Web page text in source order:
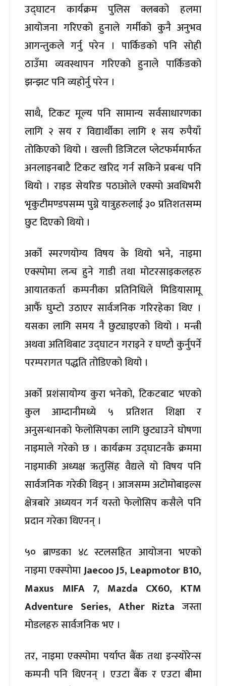
उद्घाटन कार्यक्रम पुलिस क्लबको हलमा
आयोजना गरिएको हुनाले गर्मीको कुनै अनुभव
आगन्तुकले गर्नु परेन । पार्किङको पनि सोही
ठाउँमा व्यवस्थापन गरिएको हुनाले पार्किङको
झन्झट पनि व्यहोर्नु परेन ।
साथै, टिकट मूल्य पनि सामान्य सर्वसाधारणका
लागि २ सय र विद्यार्थीका लागि १ सय रुपैयाँ
तोकिएको थियो । खल्ती डिजिटल प्लेटफर्ममार्फत
अनलाइनबाटै टिकट खरिद गर्न सकिने प्रबन्ध पनि
थियो । राइड सेयरिङ पठाओले एक्स्पो अवधिभरी
भृकुटीमण्डपसम्म पुग्ने यात्रुहरुलाई ३० प्रतिशतसम्म
छुट दिएको थियो ।
अर्को स्मरणयोग्य विषय के थियो भने, नाइमा
एक्स्पोमा लन्च हुने गाडी तथा मोटरसाइकलहरु
आयातकर्ता कम्पनीका प्रतिनिधिले मिडियासामू
आफैँ घुम्टो उठाएर सार्वजनिक गरिरहेका थिए ।
यसका लागि समय नै छुट्याइएको थियो । मन्त्री
अथवा अतिथिबाट उद्घाटन गराइने र घण्टौ कुर्नुपर्ने
परम्परागत पद्धति तोडिएको थियो ।
अर्को प्रशंसायोग्य कुरा भनेको, टिकटबाट भएको
कुल आम्दानीमध्ये ५ प्रतिशत शिक्षा र
अनुसन्धानको फेलोसिपका लागि छुट्याउने घोषणा
नाइमाले गरेको छ । कार्यक्रम उद्घाटनकै क्रममा
नाइमाकी अध्यक्ष ऋतुसिंह वैद्यले यो विषय पनि
सार्वजनिक गरेकी थिइन् । आजसम्म अटोमोबाइल्स
क्षेत्रबारे अध्ययन गर्न यस्तो फेलोसिप कसैले पनि
प्रदान गरेका थिएनन् ।
५० ब्राण्डका ४८ स्टलसहित आयोजना भएको
नाइमा एक्स्पोमाJaecoo J5, Leapmotor B10,
Maxus MIFA 7, Mazda CX60, KTM
Adventure Series, Ather Rizta जस्ता
मोडलहरु सार्वजनिक भए ।
तर, नाइमा एक्स्पोमा पर्याप्त बैंक तथा इन्स्योरेन्स
कम्पनी पनि थिएनन् । एउटा बैंक र एउटा बीमा